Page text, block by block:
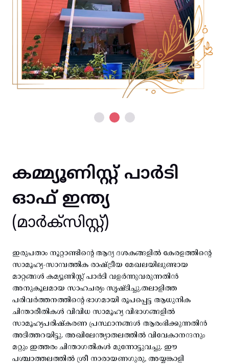
കമ്മ്യൂണിസ്റ്റ് പാർടി
ഓഫ് ഇന്ത്യ
(മാർക്സിസ്റ്റ്)
ഇരുപതാം നൂറ്റാണ്ടിന്റെ ആദ്യ ദശകങ്ങളിൽ കേരളത്തിന്റെ
സാമൂഹ്യ-സാമ്പത്തിക രാഷ്ട്രീയ മേഖലയിലുണ്ടായ
മാറ്റങ്ങൾ കമ്യൂണിസ്റ്റ് പാർടി വളർന്നുവരുന്നതിൻ
അനുകൂലമായ സാഹചര്യം സൃഷ്ടിച്ചു.തലാളിത്ത
പരിവർത്തനത്തിന്റെ ഭാഗമായി രൂപപ്പെട്ട ആധുനിക
ചിന്താരീതികൾ വിവിധ സാമൂഹ്യ വിഭാഗങ്ങളിൽ
സാമൂഹ്യപരിഷ്കരണ പ്രസ്ഥാനങ്ങൾ ആരംഭിക്കുന്നതിൻ
അടിത്തറയിട്ടു. അഖിലേന്ത്യാതലത്തിൽ വിവേകാനന്ദനും
മറ്റും ഇത്തരം ചിന്താഗതികൾ മുന്നോട്ടുവച്ചു. ഈ
പശ്ചാത്തലത്തിൽ ശ്രീ നാരായണഗുരു, അയ്യങ്കാളി